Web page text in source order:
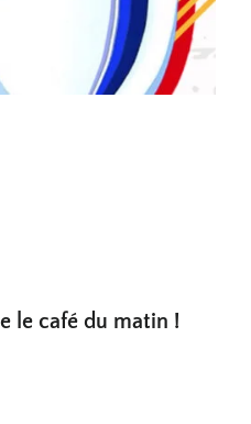
le café du matin !